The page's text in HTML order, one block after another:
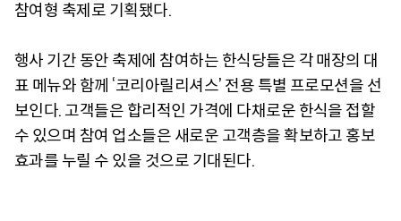
참여형 축제로 기획됐다.
행사 기간 동안 축제에 참여하는 한식당들은 각 매장의 대
표 메뉴와 함께 ‘코리아릴리셔스’ 전용 특별 프로모션을 선
보인다. 고객들은 합리적인 가격에 다채로운 한식을 접할
수 있으며 참여 업소들은 새로운 고객층을 확보하고 홍보
효과를 누릴 수 있을 것으로 기대된다.